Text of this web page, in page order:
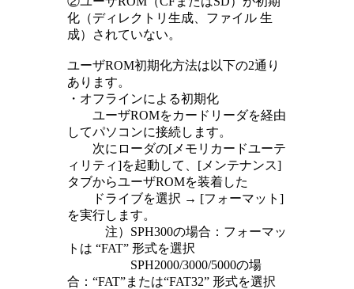
化（ディレクトリ生成、ファイル 生
成）されていない。
ユーザROM初期化方法は以下の2通り
あります。
・オフラインによる初期化
ユーザROMをカードリーダを経由
してパソコンに接続します。
次にローダの[メモリカードユーテ
ィリティ]を起動して、[メンテナンス]
タブからユーザROMを装着した
ドライブを選択 → [フォーマット]
を実行します。
注）SPH300の場合：フォーマッ
トは “FAT” 形式を選択
SPH2000/3000/5000の場
合：“FAT”または“FAT32” 形式を選択